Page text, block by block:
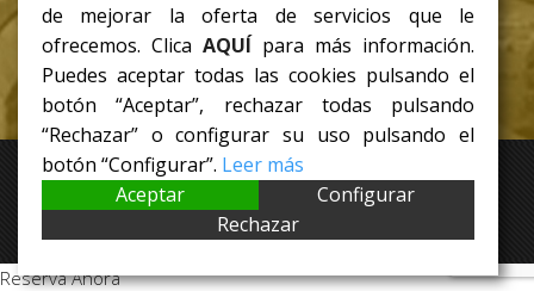
de mejorar la oferta de servicios que le
ofrecemos. Clica AQUÍ para más información.
Puedes aceptar todas las cookies pulsando el
botón “Aceptar”, rechazar todas pulsando
“Rechazar” o configurar su uso pulsando el
botón “Configurar”. Leer más
Aceptar
Configurar
Rechazar
Reserva Ahora